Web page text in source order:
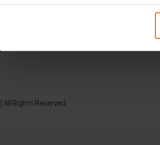
Rights Reserved.